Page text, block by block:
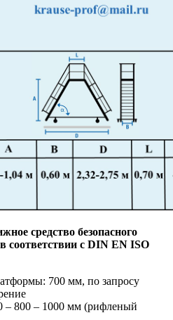
средство безопасного
соответствии с DIN EN ISO
700 мм, по запросу
– 800 – 1000 мм (рифленый